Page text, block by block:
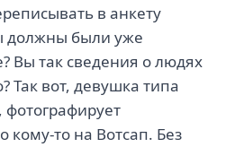
в анкету
должны были уже
Вы так сведения о людях
Так вот, девушка типа
фотографирует
кому-то на Вотсап. Без